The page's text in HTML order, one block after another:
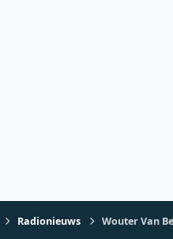
Radionieuws Wouter Van